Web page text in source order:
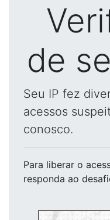
de
Seu IP fez
acessos
conosco.
Para liberar o
responda ao